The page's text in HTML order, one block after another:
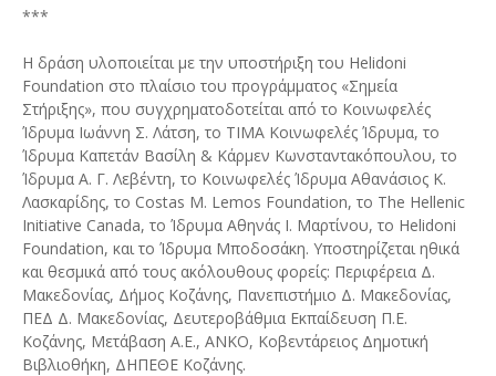
***
Η δράση υλοποιείται με την υποστήριξη του Helidoni
Foundation στο πλαίσιο του προγράμματος «Σημεία
Στήριξης», που συγχρηματοδοτείται από το Κοινωφελές
Ίδρυμα Ιωάννη Σ. Λάτση, το ΤΙΜΑ Κοινωφελές Ίδρυμα, το
Ίδρυμα Καπετάν Βασίλη & Κάρμεν Κωνσταντακόπουλου, το
Ίδρυμα Α. Γ. Λεβέντη, το Κοινωφελές Ίδρυμα Αθανάσιος Κ.
Λασκαρίδης, το Costas M. Lemos Foundation, το The Hellenic
Initiative Canada, το Ίδρυμα Αθηνάς Ι. Μαρτίνου, το Helidoni
Foundation, και το Ίδρυμα Μποδοσάκη. Υποστηρίζεται ηθικά
και θεσμικά από τους ακόλουθους φορείς: Περιφέρεια Δ.
Μακεδονίας, Δήμος Κοζάνης, Πανεπιστήμιο Δ. Μακεδονίας,
ΠΕΔ Δ. Μακεδονίας, Δευτεροβάθμια Εκπαίδευση Π.Ε.
Κοζάνης, Μετάβαση Α.Ε., ΑΝΚΟ, Κοβεντάρειος Δημοτική
Βιβλιοθήκη, ΔΗΠΕΘΕ Κοζάνης.